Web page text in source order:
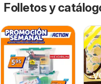
Folletos y